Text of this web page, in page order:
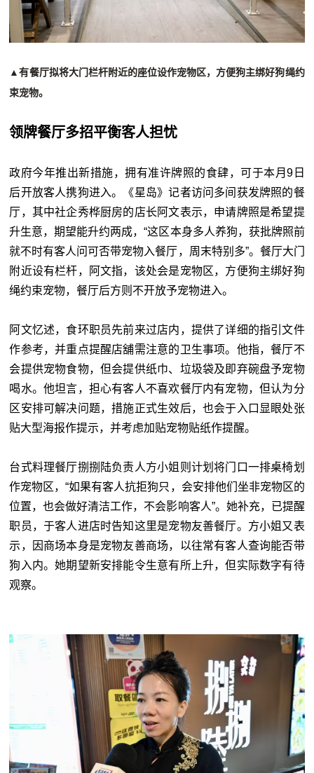
▲有餐厅拟将大门栏杆附近的座位设作宠物区，方便狗主绑好狗绳约
束宠物。
领牌餐厅多招平衡客人担忧
政府今年推出新措施，拥有准许牌照的食肆，可于本月9日
后开放客人携狗进入。《星岛》记者访问多间获发牌照的餐
厅，其中社企秀桦厨房的店长阿文表示，申请牌照是希望提
升生意，期望能升约两成，“这区本身多人养狗，获批牌照前
就不时有客人问可否带宠物入餐厅，周末特别多”。餐厅大门
附近设有栏杆，阿文指，该处会是宠物区，方便狗主绑好狗
绳约束宠物，餐厅后方则不开放予宠物进入。
阿文忆述，食环职员先前来过店内，提供了详细的指引文件
作参考，并重点提醒店舖需注意的卫生事项。他指，餐厅不
会提供宠物食物，但会提供纸巾、垃圾袋及即弃碗盘予宠物
喝水。他坦言，担心有客人不喜欢餐厅内有宠物，但认为分
区安排可解决问题，措施正式生效后，也会于入口显眼处张
贴大型海报作提示，并考虑加贴宠物贴纸作提醒。
台式料理餐厅捌捌陆负责人方小姐则计划将门口一排桌椅划
作宠物区，“如果有客人抗拒狗只，会安排他们坐非宠物区的
位置，也会做好清洁工作，不会影响客人”。她补充，已提醒
职员，于客人进店时告知这里是宠物友善餐厅。方小姐又表
示，因商场本身是宠物友善商场，以往常有客人查询能否带
狗入内。她期望新安排能令生意有所上升，但实际数字有待
观察。